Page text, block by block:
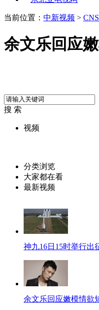
当前位置： 中新视频 >
余文乐回应
搜 索
视频
分类浏览
大家都在看
最新视频
神九16日15时举行出
余文乐回应嫩模情欲